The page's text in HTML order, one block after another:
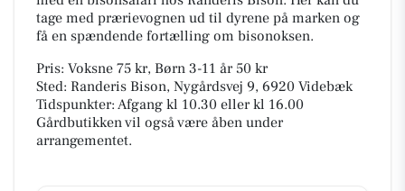
tage med prærievognen ud til dyrene på marken og
få en spændende fortælling om bisonoksen.
Pris: Voksne 75 kr, Børn 3-11 år 50 kr
Sted: Randeris Bison, Nygårdsvej 9, 6920 Videbæk
Tidspunkter: Afgang kl 10.30 eller kl 16.00
Gårdbutikken vil også være åben under
arrangementet.